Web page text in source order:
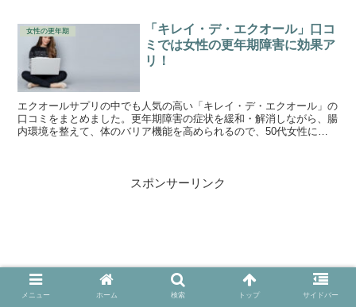
女性の更年期
「キレイ・デ・エクオール」口コ
ミでは女性の更年期障害に効果ア
リ！
エクオールサプリの中でも人気の高い「キレイ・デ・エクオール」の
口コミをまとめました。更年期障害の症状を緩和・解消しながら、腸
内環境を整えて、体のバリア機能を高められるので、50代女性には
スポンサーリンク
メニュー ホーム 検索 トップ サイドバー